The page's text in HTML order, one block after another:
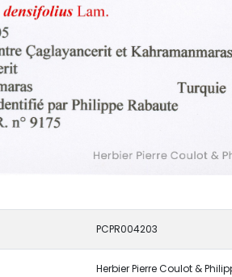
PCPR004203
Herbier Pierre Coulot &